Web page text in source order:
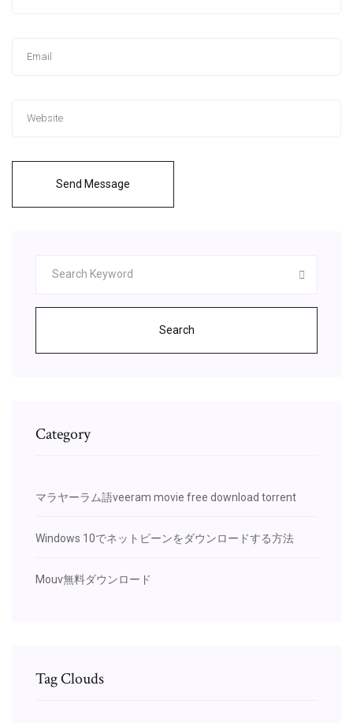
Send Message
Search
Category
マラヤーラム語veeram movie free download torrent
Windows 10でネットビーンをダウンロードする方法
Mouv無料ダウンロード
Tag Clouds